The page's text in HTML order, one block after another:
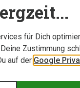
für Dich
Zustimmung
auf der Google